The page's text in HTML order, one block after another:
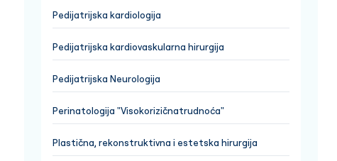
Pedijatrijska kardiologija
Pedijatrijska kardiovaskularna hirurgija
Pedijatrijska Neurologija
Perinatologija "Visokorizičnatrudnoća"
Plastična, rekonstruktivna i estetska hirurgija